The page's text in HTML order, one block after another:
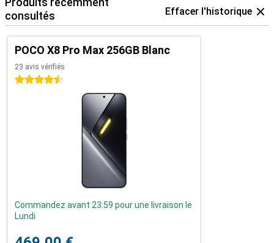
consultés
Effacer l'historique
POCO X8 Pro Max 256GB Blanc
23 avis vérifiés
4.5 étoiles
Commandez avant 23:59 pour une livraison le
Lundi